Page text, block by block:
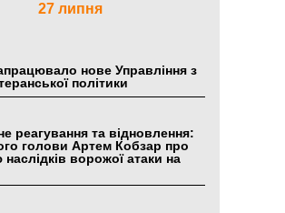
27 липня
нове Управління з
політики
реагування та відновлення:
голови Артем Кобзар про
наслідків ворожої атаки на